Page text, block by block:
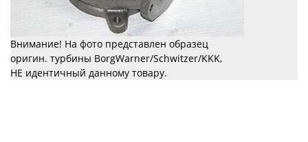
Внимание! На фото представлен образец
оригин. турбины BorgWarner/Schwitzer/KKK,
НЕ идентичный данному товару.